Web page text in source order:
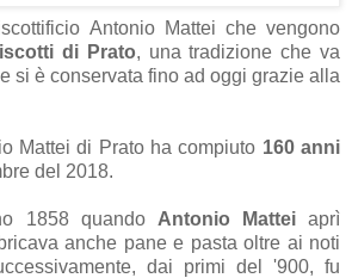
Antonio Mattei che vengono
di Prato, una tradizione che va
si è conservata fino ad oggi grazie alla
Mattei di Prato ha compiuto 160 anni
del 2018.
1858 quando Antonio Matteiaprì
anche pane e pasta oltre ai noti
dai primi del '900, fu